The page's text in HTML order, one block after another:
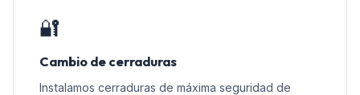
🔐
Cambio de cerraduras
Instalamos cerraduras de máxima seguridad de